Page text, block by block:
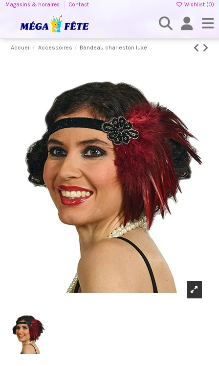
Magasins & horaires Contact Wishlist (0)
Accueil Accessoires Bandeau charleston luxe